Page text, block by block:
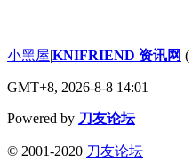
小黑屋|KNIFRIEND 资讯网 (
GMT+8, 2026-8-8 14:01
Powered by 刀友论坛
© 2001-2020 刀友论坛